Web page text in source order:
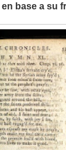
en base a su